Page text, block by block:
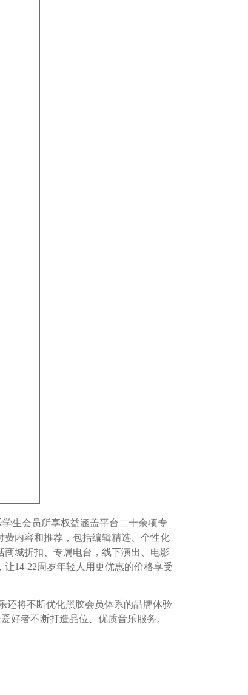
学生会员所享权益涵盖平台二十余项专
内容和推荐，包括编辑精选、个性化
城折扣、专属电台，线下演出、电影
14-22周岁年轻人用更优惠的价格享受
将不断优化黑胶会员体系的品牌体验
好者不断打造品位、优质音乐服务。